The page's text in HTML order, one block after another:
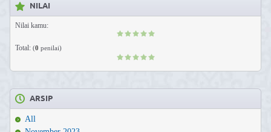
NILAI
Nilai kamu:
Total: (0 penilai)
ARSIP
All